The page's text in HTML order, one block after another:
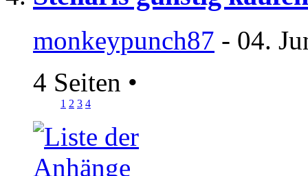
monkeypunch87 - 04.
4 Seiten •
1 2 3 4